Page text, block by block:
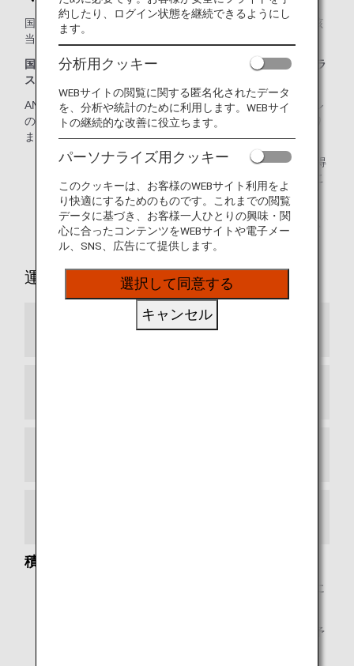
国際線フライトマイルは、ご搭乗区間の基本マイレージと該
当する予約クラスの積算率を乗じて算出されます。
国際線から得られるマイル = 区間基本マイレージ × 予約クラ
スの積算率
ANA提携航空会社のコードシェア便をご利用の場合、マイル
の積算率が異なる場合や、マイルが積算されない場合があり
ます。
便利な
マイレージ計算機
を使って、フライトで獲得
できるマイル数やANAプレミアムポイントを見積もるこ
とができます。
ANAマイレージクラブアカウント
にログインして、
いつでも積算マイルを確認できます。
運賃別積算率
ファーストクラス
積算対象
ANAマイレージクラブ会員ご本人がご利用になった便に
小児運賃のマイル積算率は、大人運賃同様、航空券の予
約したり、ログイン状態を継続できるようにし
ます。
分析用クッキー
WEBサイトの閲覧に関する匿名化されたデータ
を、分析や統計のために利用します。WEBサイ
トの継続的な改善に役立ちます。
パーソナライズ用クッキー
このクッキーは、お客様のWEBサイト利用をよ
り快適にするためのものです。これまでの閲覧
データに基づき、お客様一人ひとりの興味・関
心に合ったコンテンツをWEBサイトや電子メー
ル、SNS、広告にて提供します。
選択して同意する
キャンセル